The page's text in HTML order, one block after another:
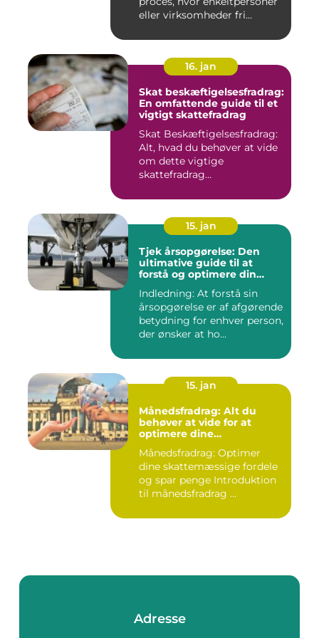
eller virksomheder fri...
16. jan
Skat beskæftigelsesfradrag:
En omfattende guide til et
vigtigt skattefradrag
Skat Beskæftigelsesfradrag:
Alt, hvad du behøver at vide
om dette vigtige
skattefradrag
15. jan
Tjek årsopgørelse: Den
ultimative guide til at
forstå og optimere din
Indledning: At forstå sin
årsopgørelse er af afgørende
betydning for enhver person,
der ønsker at ho...
15. jan
Månedsfradrag: Alt du
behøver at vide for at
optimere dine
Månedsfradrag: Optimer
dine skattemæssige fordele
og spar penge Introduktion
til månedsfradrag ...
Adresse